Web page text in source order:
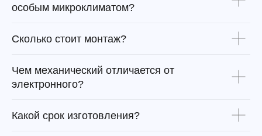
особым микроклиматом?
Сколько стоит монтаж?
Чем механический отличается от
электронного?
Какой срок изготовления?